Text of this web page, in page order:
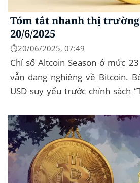
Tóm tắt nhanh thị
20/6/2025
⏱️20/06/2025, 07:49
Chỉ số Altcoin Season ở mức
vẫn đang nghiêng về Bitcoin.
USD suy yếu trước chính sách